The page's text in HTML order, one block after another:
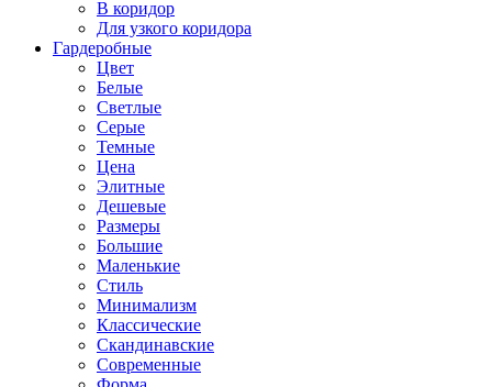
В коридор
Для узкого коридора
Гардеробные
Цвет
Белые
Светлые
Серые
Темные
Цена
Элитные
Дешевые
Размеры
Большие
Маленькие
Стиль
Минимализм
Классические
Скандинавские
Современные